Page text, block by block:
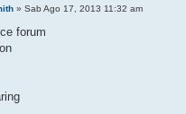
» Sab Ago 17, 2013 11:32 am
forum